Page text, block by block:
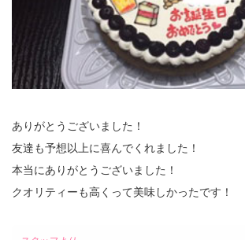
ありがとうございました！
友達も予想以上に喜んでくれました！
本当にありがとうございました！
クオリティーも高くって美味しかったです！